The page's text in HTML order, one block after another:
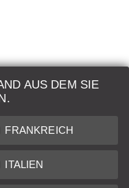
AUS DEM SIE
FRANKREICH
ITALIEN